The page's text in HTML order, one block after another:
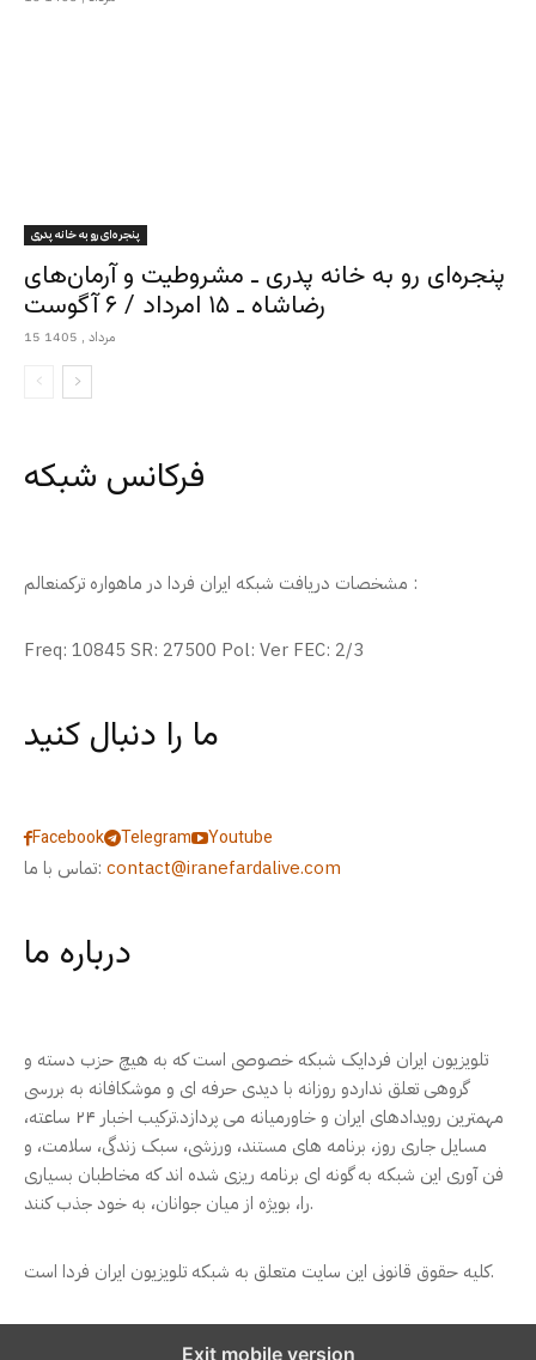
پنجره‌ای رو به خانه پدری
پنجره‌ای رو به خانه پدری ـ مشروطیت و آرمان‌های
رضاشاه ـ ۱۵ امرداد / ۶ آگوست
15 مرداد , 1405
فرکانس شبکه
مشخصات دریافت شبکه ایران فردا در ماهواره ترکمنعالم :
Freq: 10845 SR: 27500 Pol: Ver FEC: 2/3
ما را دنبال کنید
Facebook Telegram
Youtube
تماس با ما: contact@iranefardalive.com
درباره ما
تلویزیون ایران فردایک شبکه خصوصی است که به هیچ حزب دسته و
گروهی تعلق نداردو روزانه با دیدی حرفه ای و موشکافانه به بررسی
مهمترین رویدادهای ایران و خاورمیانه می پردازد.ترکیب اخبار ۲۴ ساعته،
مسایل جاری روز، برنامه های مستند، ورزشی، سبک زندگی، سلامت، و
فن آوری این شبکه به گونه ای برنامه ریزی شده اند که مخاطبان بسیاری
را، بویژه از میان جوانان، به خود جذب کنند.
کلیه حقوق قانونی این سایت متعلق به شبکه تلویزیون ایران فردا است.
Exit mobile version